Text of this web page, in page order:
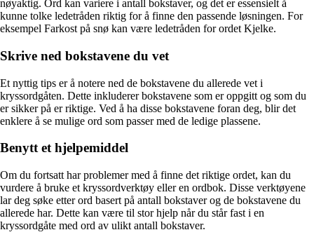
nøyaktig. Ord kan variere i antall bokstaver, og det er essensielt å
kunne tolke ledetråden riktig for å finne den passende løsningen. For
eksempel Farkost på snø kan være ledetråden for ordet Kjelke.
Skrive ned bokstavene du vet
Et nyttig tips er å notere ned de bokstavene du allerede vet i
kryssordgåten. Dette inkluderer bokstavene som er oppgitt og som du
er sikker på er riktige. Ved å ha disse bokstavene foran deg, blir det
enklere å se mulige ord som passer med de ledige plassene.
Benytt et hjelpemiddel
Om du fortsatt har problemer med å finne det riktige ordet, kan du
vurdere å bruke et kryssordverktøy eller en ordbok. Disse verktøyene
lar deg søke etter ord basert på antall bokstaver og de bokstavene du
allerede har. Dette kan være til stor hjelp når du står fast i en
kryssordgåte med ord av ulikt antall bokstaver.